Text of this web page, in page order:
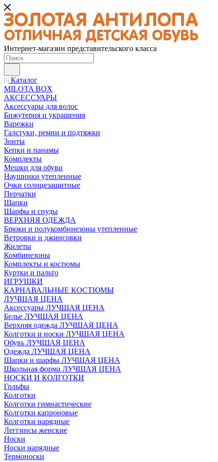
Интернет-магазин представительского класса
Каталог
MILOTA BOX
АКСЕССУАРЫ
Аксессуары для волос
Бижутерия и украшения
Варежки
Галстуки, ремни и подтяжки
Зонты
Кепки и панамы
Комплекты
Мешки для обуви
Наушники утепленные
Очки солнцезащитные
Перчатки
Шапки
Шарфы и снуды
ВЕРХНЯЯ ОДЕЖДА
Брюки и полукомбинезоны утепленные
Ветровки и джинсовки
Жилеты
Комбинезоны
Комплекты и костюмы
Куртки и пальто
ИГРУШКИ
КАРНАВАЛЬНЫЕ КОСТЮМЫ
ЛУЧШАЯ ЦЕНА
Аксессуары ЛУЧШАЯ ЦЕНА
Белье ЛУЧШАЯ ЦЕНА
Верхняя одежда ЛУЧШАЯ ЦЕНА
Колготки и носки ЛУЧШАЯ ЦЕНА
Обувь ЛУЧШАЯ ЦЕНА
Одежда ЛУЧШАЯ ЦЕНА
Шапки и шарфы ЛУЧШАЯ ЦЕНА
Школьная форма ЛУЧШАЯ ЦЕНА
НОСКИ И КОЛГОТКИ
Гольфы
Колготки
Колготки гимнастические
Колготки капроновые
Колготки нарядные
Леггинсы женские
Носки
Носки нарядные
Термоноски